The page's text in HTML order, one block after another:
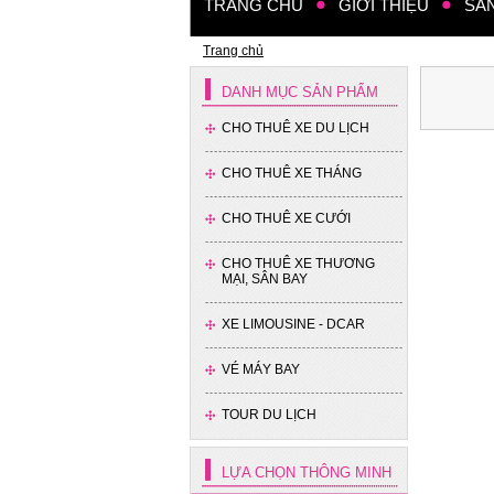
TRANG CHỦ GIỚI THIỆU
Trang chủ
DANH MỤC SẢN PHẨM
CHO THUÊ XE DU LỊCH
CHO THUÊ XE THÁNG
CHO THUÊ XE CƯỚI
CHO THUÊ XE THƯƠNG
MẠI, SÂN BAY
XE LIMOUSINE - DCAR
VÉ MÁY BAY
TOUR DU LỊCH
LỰA CHỌN THÔNG MINH
Xe 4 chỗ - Hyundai Accent